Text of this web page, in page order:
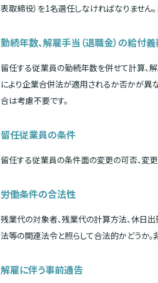
表取締役）を1名選任しなければなりません
勤続年数、解雇手当（退職金）の給付
留任する従業員の勤続年数を併せて計算、
により企業合併法が適用されるか否かが異
合は考慮不要です。
留任従業員の条件
留任する従業員の条件面の変更の可否、変
労働条件の合法性
残業代の対象者、残業代の計算方法、休日
法等の関連法令と照らして合法的かどうか。
解雇に伴う事前通告